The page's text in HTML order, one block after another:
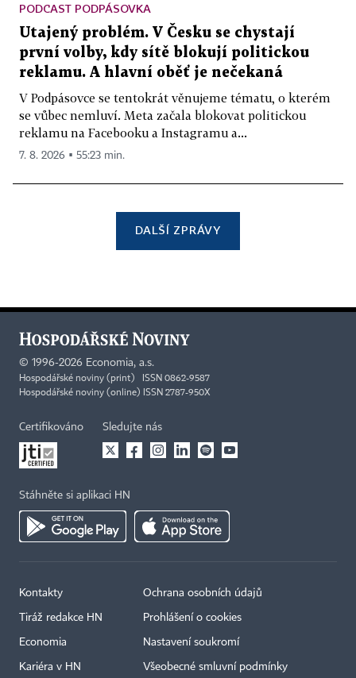
PODCAST PODPÁSOVKA
Utajený problém. V Česku se chystají
první volby, kdy sítě blokují politickou
reklamu. A hlavní oběť je nečekaná
V Podpásovce se tentokrát věnujeme tématu, o kterém
se vůbec nemluví. Meta začala blokovat politickou
reklamu na Facebooku a Instagramu a...
7. 8. 2026 ▪ 55:23 min.
DALŠÍ ZPRÁVY
© 1996-2026 Economia, a.s.
Hospodářské noviny (print) ISSN 0862-9587
Hospodářské noviny (online) ISSN 2787-950X
Certifikováno Sledujte nás
Stáhněte si aplikaci HN
Kontakty
Tiráž redakce HN
Economia
Kariéra v HN
Ochrana osobních údajů
Prohlášení o cookies
Nastavení soukromí
Všeobecné smluvní podmínky